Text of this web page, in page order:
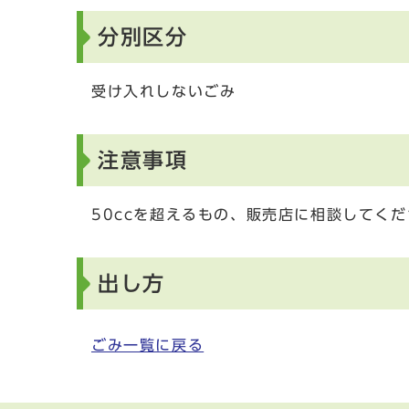
分別区分
受け入れしないごみ
注意事項
50ccを超えるもの、販売店に相談してくだ
出し方
ごみ一覧に戻る